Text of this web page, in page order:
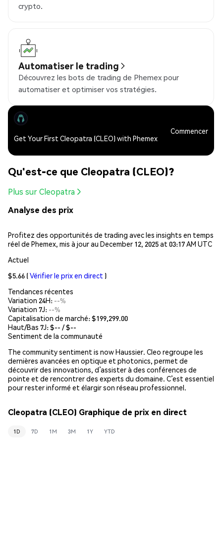
crypto.
Automatiser le trading
Découvrez les bots de trading de Phemex pour
automatiser et optimiser vos stratégies.
Get Your First Cleopatra (CLEO) with Phemex
Commencer
Qu'est-ce que Cleopatra (CLEO)?
Plus sur Cleopatra
Analyse des prix
Profitez des opportunités de trading avec les insights en temps
réel de Phemex, mis à jour au December 12, 2025 at 03:17 AM UTC
Actuel
$5.66 (Vérifier le prix en direct )
Tendances récentes
Variation 24H: --%
Variation 7J: --%
Capitalisation de marché:$199,299.00
Haut/Bas 7J: $-- / $--
Sentiment de la communauté
The community sentiment is now Haussier. Cleo regroupe les
dernières avancées en optique et photonics, permet de
découvrir des innovations, d’assister à des conférences de
pointe et de rencontrer des experts du domaine. C’est essentiel
pour rester informé et élargir son réseau professionnel.
Cleopatra (CLEO) Graphique de prix en direct
1D 7D 1M 3M 1Y YTD